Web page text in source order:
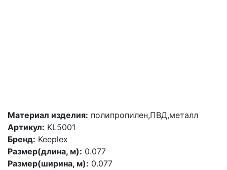
Материал изделия: полипропилен,ПВД,металл
Артикул: KL5001
Бренд: Keeplex
Размер(длина, м): 0.077
Размер(ширина, м): 0.077